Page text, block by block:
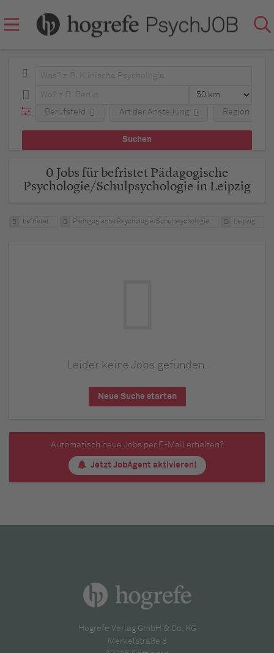
Berufsfeld Art der Anstellung Region
0 Jobs für befristet Pädagogische
Psychologie/Schulpsychologie in Leipzig
befristet Pädagogische Psychologie/Schulpsychologie Leipzig
Leider keine Jobs gefunden.
Neue Suche starten
Automatisch neue Jobs per E-Mail erhalten?
Jetzt JobAgent aktivieren!
Hogrefe Verlag GmbH & Co. KG
Merkelstraße 3